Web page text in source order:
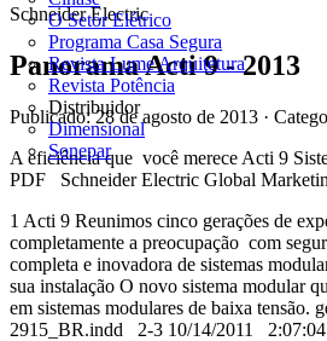
O Setor Elétrico
Programa Casa Segura
Revista Lume Arquitetura
Revista Potência
Distribuidor
Dimensional
Sonepar
Schneider Electric
Panorama Acti 9 - 2013
Publicado: 28 de agosto de 2013 ·
A eficiência que você merece Acti 9
PDF Schneider Electric Global
1 Acti 9 Reunimos cinco gerações de
completamente a preocupação com
completa e inovadora de sistemas
sua instalação O novo sistema modular
em sistemas modulares de baixa
2915_BR.indd 2-3 10/14/2011